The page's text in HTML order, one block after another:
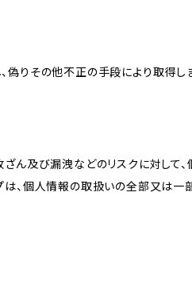
偽りその他不正の手段により取得し
ざん及び漏洩などのリスクに対し
は、個人情報の取扱いの全部又は